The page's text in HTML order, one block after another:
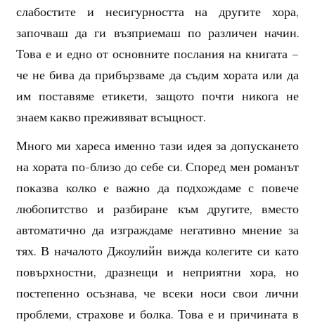
слабостите и несигурността на другите хора,
започваш да ги възприемаш по различен начин.
Това е и едно от основните послания на книгата –
че не бива да прибързваме да съдим хората или да
им поставяме етикети, защото почти никога не
знаем какво преживяват всъщност.
Много ми хареса именно тази идея за допускането
на хората по-близо до себе си. Според мен романът
показва колко е важно да подхождаме с повече
любопитство и разбиране към другите, вместо
автоматично да изграждаме негативно мнение за
тях. В началото Джоулийн вижда колегите си като
повърхностни, дразнещи и неприятни хора, но
постепенно осъзнава, че всеки носи свои лични
проблеми, страхове и болка. Това е и причината в